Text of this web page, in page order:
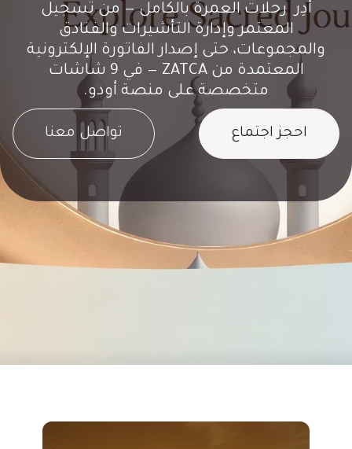
أدِر رحلات العمرة بالكامل — من تسجيل
المعتمر وإدارة التأشيرات والفنادق
والمجموعات، حتى إصدار الفاتورة الإلكترونية
المعتمدة من ZATCA — في 9 شاشات
متخصصة على منصة أودو.
احجز اجتماع تواصل معنا